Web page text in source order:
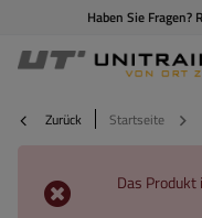
Haben Sie Fragen?
Zurück Startseite
Das